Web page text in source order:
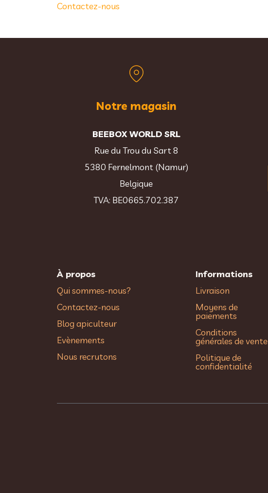
Contactez-nous
Notre magasin
BEEBOX WORLD SRL
Rue du Trou du Sart 8
5380 Fernelmont (Namur)
Belgique
TVA: BE0665.702.387
À propos
Qui sommes-nous?
Contactez-nous
Blog apiculteur
Evènements
Nous recrutons
Informations
Livraison
Moyens de
paiements
Conditions
générales de vente
Politique de
confidentialité